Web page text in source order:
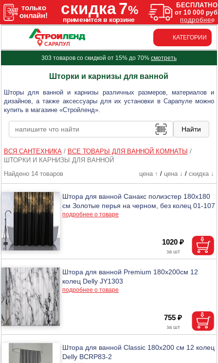
САРАПУЛ
КАТЕГОРИИ
303 товаров со скидкой от 15% до 70% смотреть
Шторки и карнизы для ванной
Шторы для ванной и карнизы различных размеров, материалов и
дизайнов, а также аксессуары для их установки в Сарапуле можно
купить в магазине «Стройленд».
ВСЯ САНТЕХНИКА/ ВСЕ ТОВАРЫ ДЛЯ ВАННОЙ КОМНАТЫ /
ШТОРКИ И КАРНИЗЫ ДЛЯ ВАННОЙ
Найдено 14 товаров
цена ↑ / цена ↓ / скидка ↓
Штора для ванной Санакс полиэстер 180х180
см Золотые перья на черном, без колец 01-107
подробнее о товаре
1020 ₽
Штора для ванной Premium 180х200см 12
колец Delly JY1303
подробнее о товаре
755 ₽
Штора для ванной Classic 180х200 см 12 колец
Delly BCRP83-2